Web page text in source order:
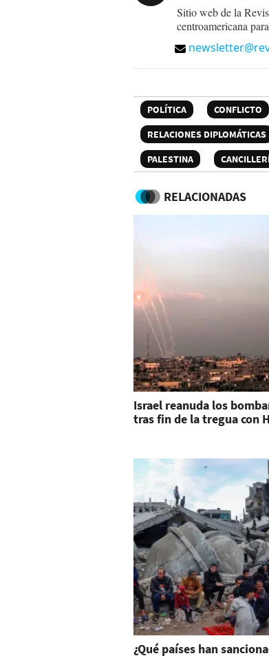
Sitio web de la
centroamericana
POLÍTICA CONFLICTO
RELACIONES DIPLOMÁTICAS
PALESTINA
RELACIONADAS
Israel reanuda los
tras fin de la tregua con
¿Qué países han